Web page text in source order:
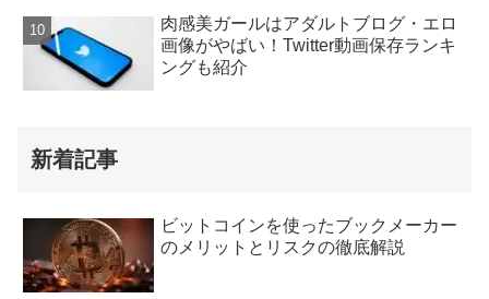
肉感美ガールはアダルトブログ・エロ
画像がやばい！Twitter動画保存ランキ
ングも紹介
新着記事
ビットコインを使ったブックメーカー
のメリットとリスクの徹底解説